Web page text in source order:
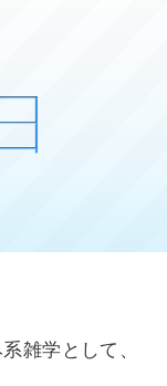
雑学として、